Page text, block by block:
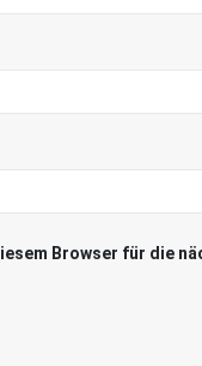
Browser für die